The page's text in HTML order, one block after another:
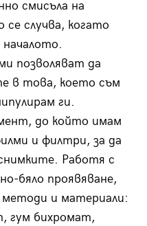
смисъла на
случва, когато
началото.
позволяват да
в това, което съм
ги.
до който имам
и филтри, за да
Работя с
бяло проявяване,
и материали:
гум бихромат,